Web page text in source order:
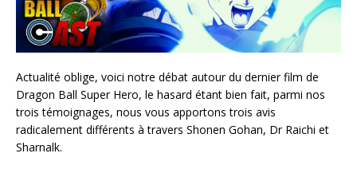
Actualité oblige, voici notre débat autour du dernier film de
Dragon Ball Super Hero, le hasard étant bien fait, parmi nos
trois témoignages, nous vous apportons trois avis
radicalement différents à travers Shonen Gohan, Dr Raichi et
Sharnalk.